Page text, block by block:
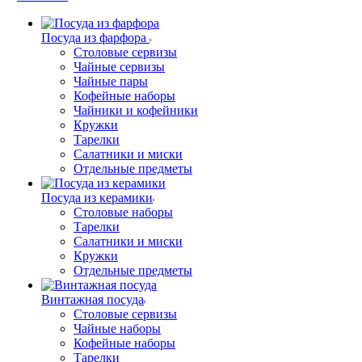
Посуда из фарфора
Столовые сервизы
Чайные сервизы
Чайные пары
Кофейные наборы
Чайники и кофейники
Кружки
Тарелки
Салатники и миски
Отдельные предметы
Посуда из керамики
Столовые наборы
Тарелки
Салатники и миски
Кружки
Отдельные предметы
Винтажная посуда
Столовые сервизы
Чайные наборы
Кофейные наборы
Тарелки